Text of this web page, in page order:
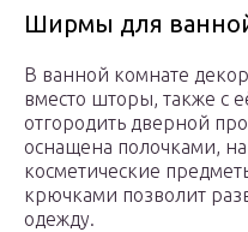
Ширмы для
В ванной комнате
вместо шторы, также с
отгородить дверной
оснащена полочками,
косметические
крючками позволит
одежду.